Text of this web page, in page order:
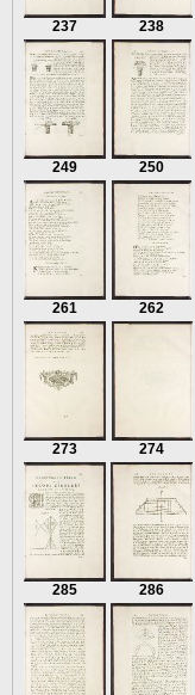
237 238
249 250
261 262
273 274
285 286